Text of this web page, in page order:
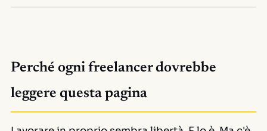
Perché ogni freelancer dovrebbe
leggere questa pagina